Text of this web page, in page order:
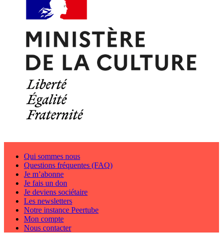
Qui sommes nous
Questions fréquentes (FAQ)
Je m’abonne
Je fais un don
Je deviens sociétaire
Les newsletters
Notre instance Peertube
Mon compte
Nous contacter